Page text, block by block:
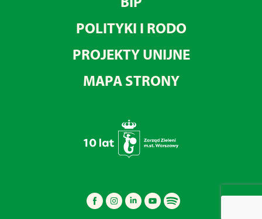
POLITYKI I RODO
PROJEKTY UNIJNE
MAPA STRONY